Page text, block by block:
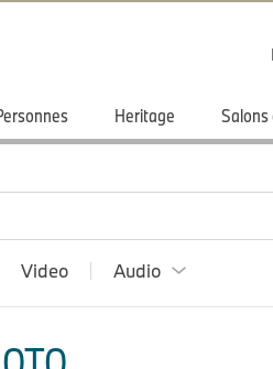
Heritage
Video Audio